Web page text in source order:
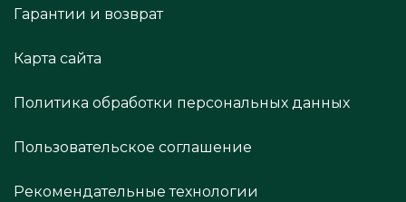
Гарантии и возврат
Карта сайта
Политика обработки персональных данных
Пользовательское соглашение
Рекомендательные технологии